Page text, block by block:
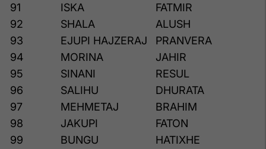
91
ISKA
FATMIR
92
SHALA
ALUSH
93
EJUPI HAJZERAJ
PRANVERA
94
MORINA
JAHIR
95
SINANI
RESUL
96
SALIHU
DHURATA
97
MEHMETAJ
BRAHIM
98
JAKUPI
FATON
99
BUNGU
HATIXHE